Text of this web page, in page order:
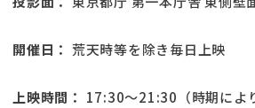
開催日： 荒天時等を除き毎日上映
上映時間： 17:30～21:30（時期によ